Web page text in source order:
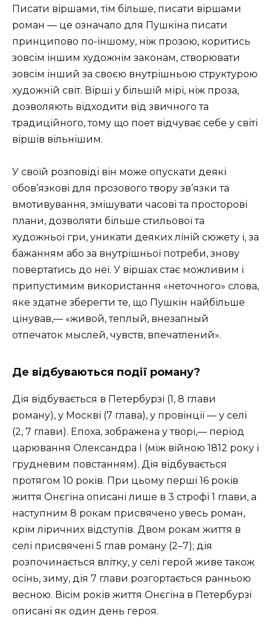
Писати віршами, тім більше, писати віршами
роман — це означало для Пушкіна писати
принципово по-іншому, ніж прозою, коритись
зовсім іншим художнім законам, створювати
зовсім інший за своєю внутрішньою структурою
художній світ. Вірші у більшій мірі, ніж проза,
дозволяють відходити від звичного та
традиційного, тому що поет відчуває себе у світі
віршів вільнішим.
У своїй розповіді він може опускати деякі
обов’язкові для прозового твору зв’язки та
вмотивування, змішувати часові та просторові
плани, дозволяти більше стильової та
художньої гри, уникати деяких ліній сюжету і, за
бажанням або за внутрішньої потреби, знову
повертатись до неї. У віршах стає можливим і
припустимим використання «неточного» слова,
яке здатне зберегти те, що Пушкін найбільше
цінував,— «живой, теплый, внезапный
отпечаток мыслей, чувств, впечатлений».
Де відбуваються події роману?
Дія відбувається в Петербурзі (1, 8 глави
роману), у Москві (7 глава), у провінції — у селі
(2, 7 глави). Епоха, зображена у творі,— період
царювання Олександра І (між війною 1812 року і
грудневим повстанням). Дія відбувається
протягом 10 років. При цьому перші 16 років
життя Онєгіна описані лише в 3 строфі 1 глави, а
наступним 8 рокам присвячено увесь роман,
крім ліричних відступів. Двом рокам життя в
селі присвячені 5 глав роману (2–7); дія
розпочинається влітку, у селі герой живе також
осінь, зиму, дія 7 глави розгортається ранньою
весною. Вісім років життя Онєгіна в Петербурзі
описані як один день героя.